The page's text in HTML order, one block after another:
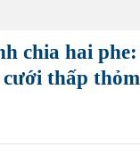
chia hai
thấp